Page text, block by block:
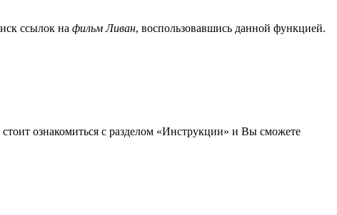
ссылок на фильм Ливан, воспользовавшись данной функцией.
ознакомиться с разделом «Инструкции» и Вы сможете